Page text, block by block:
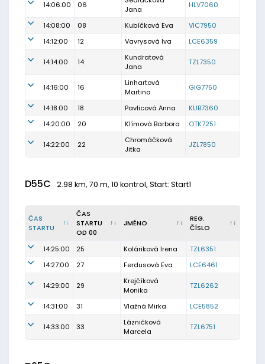
14:06:00 06
Jana
HLV7060
14:08:00 08 Kubíčková Eva
VIC7950
14:12:00
12 Vavrysová Iva LCE6359
14:14:00 14
Kundratová
Jana
TZL7350
14:16:00 16
Linhartová
Martina
GIG7750
14:18:00 18 Pavlicová Anna
KUB7360
14:20:00
20 Klímová Barbora OTK7251
14:22:00 22
Chromáčková
Jitka
JZL7850
D55C 2.98 km, 70 m, 10 kontrol, Start: Start1
ČAS
STARTU
ČAS
STARTU
OD 00
JMÉNO
REG.
ČÍSLO
14:25:00 25 Koláriková Irena
TZL6351
14:27:00
27 Ferdusová Eva LCE6461
14:29:00 29
Krejčíková
Monika
TZL6262
14:31:00 31 Vlažná Mirka LCE5852
14:33:00 33
Lázničková
Marcela
TZL6751